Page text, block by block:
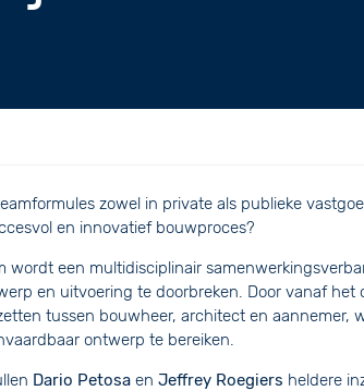
zowel in private als publieke
en innovatief bouwproces?
wordt een multidisciplinair
en uitvoering te doorbreken. Door vanaf het
tussen bouwheer, architect en aannemer,
ontwerp te bereiken.
Dario Petosa en Jeffrey Roegiers heldere